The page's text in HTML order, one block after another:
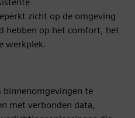
zicht op de omgeving
hebben op het comfort, het
werkplek.
binnenomgevingen te
met verbonden data,